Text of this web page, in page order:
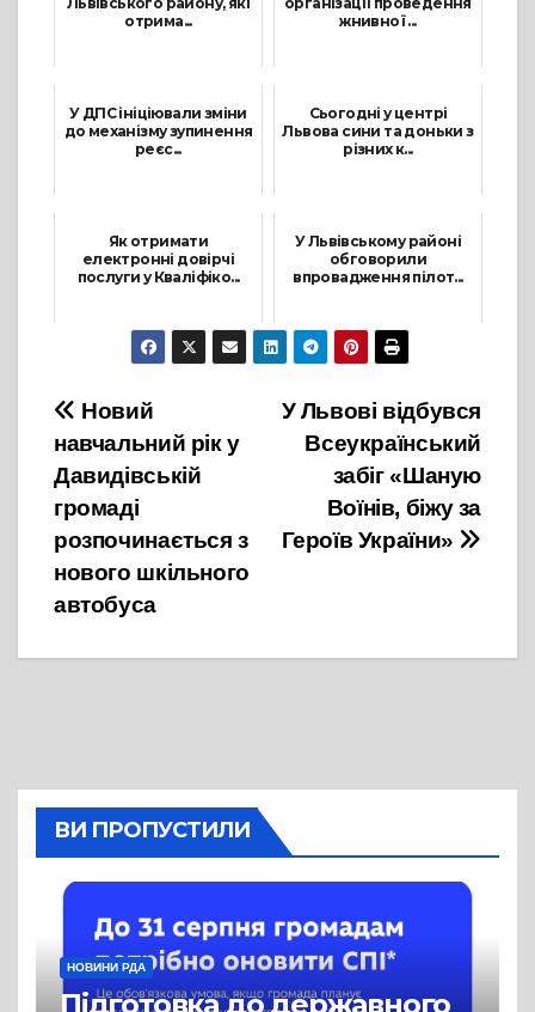
отрима...
жнивної ...
У ДПС ініціювали зміни
до механізму зупинення
реєс...
Сьогодні у центрі
Львова сини та доньки з
різних к...
Як отримати
електронні довірчі
послуги у Кваліфіко...
25 Січня, 2022
У Львівському районі
обговорили
впровадження пілот...
8 Листопада, 2023
Навігація
записів
У Львові відбувся
Всеукраїнський
забіг «Шаную
Воїнів, біжу за
Героїв України»
Новий
навчальний рік у
Давидівській
громаді
розпочинається з
нового шкільного
автобуса
ВИ ПРОПУСТИЛИ
НОВИНИ РДА
Підготовка до державного